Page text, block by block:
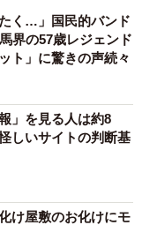
業も多くありま
療制度」
、医療費負担を大
神通院医療）」で
請が承認される
く…」国民的バンド
界の57歳レジェンド
ト」に驚きの声続々
」を見る人は約8
しいサイトの判断基
け屋敷のお化けにモ